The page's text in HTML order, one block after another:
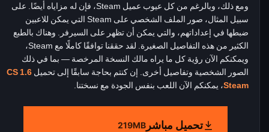
ومع ذلك، وبالرغم من كل عيوب عميل Steam، فإن له مزاياه أيضًا. على
سبيل المثال، صور الملف الشخصي على Steam التي يمكن للاعبين
ضبطها في إعداداتهم، والتي يمكن أن تظهر على السيرفر. وهناك بالطبع
الكثير من هذه التفاصيل الصغيرة. لقد حققنا توافقًا كاملًا مع Steam،
ويمكنكم الآن رؤية كل ما يراه مالك النسخة المرخصة — بما في ذلك
الصور الشخصية وتفاصيل أخرى. إن كنتم بحاجة سابقًا إلى تحميل CS 1.6
Steam، يمكنكم الآن اللعب بنفس الجودة مع نسختنا.
تحميل مباشر 219MB